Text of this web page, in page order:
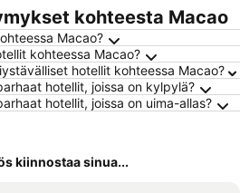
kohteesta Macao
Macao?
kohteessa Macao?
hotellit kohteessa Macao?
hotellit, joissa on kylpylä?
hotellit, joissa on uima-allas?
kiinnostaa sinua...